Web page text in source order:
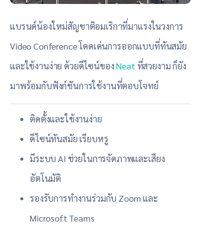
แบรนด์น้องใหม่สัญชาติอมเริกาที่มาแรงในวงการ
Video Conference โดดเด่นการออกแบบที่ทันสมัย
และใช้งานง่าย ด้วยดีไซน์ของ Neat ที่สวยงาม ก็ยัง
มาพร้อมกับฟังก์ชันการใช้งานที่ตอบโจทย์
ติดตั้งและใช้งานง่าย
ดีไซน์ทันสมัย เรียบหรู
มีระบบ AI ช่วยในการจัดภาพและเสียง
อัตโนมัติ
รองรับการทำงานร่วมกับ Zoom และ
Microsoft Teams